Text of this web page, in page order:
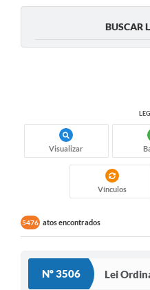
BUSCAR
Visualizar
Vínculos
5476 atos encontrados
Nº 3506 Lei